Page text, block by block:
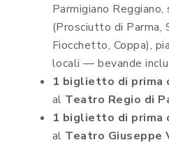
Parmigiano
(Prosciutto di Parma,
Fiocchetto, Coppa),
locali — bevande
1 biglietto di prima
al Teatro Regio di
1 biglietto di prima
al Teatro Giuseppe